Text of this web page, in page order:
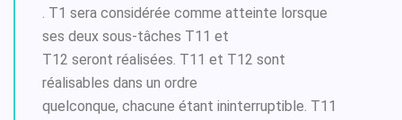
. T1 sera considérée comme atteinte lorsque
ses deux sous-tâches T11 et
T12 seront réalisées. T11 et T12 sont
réalisables dans un ordre
quelconque, chacune étant ininterruptible. T11